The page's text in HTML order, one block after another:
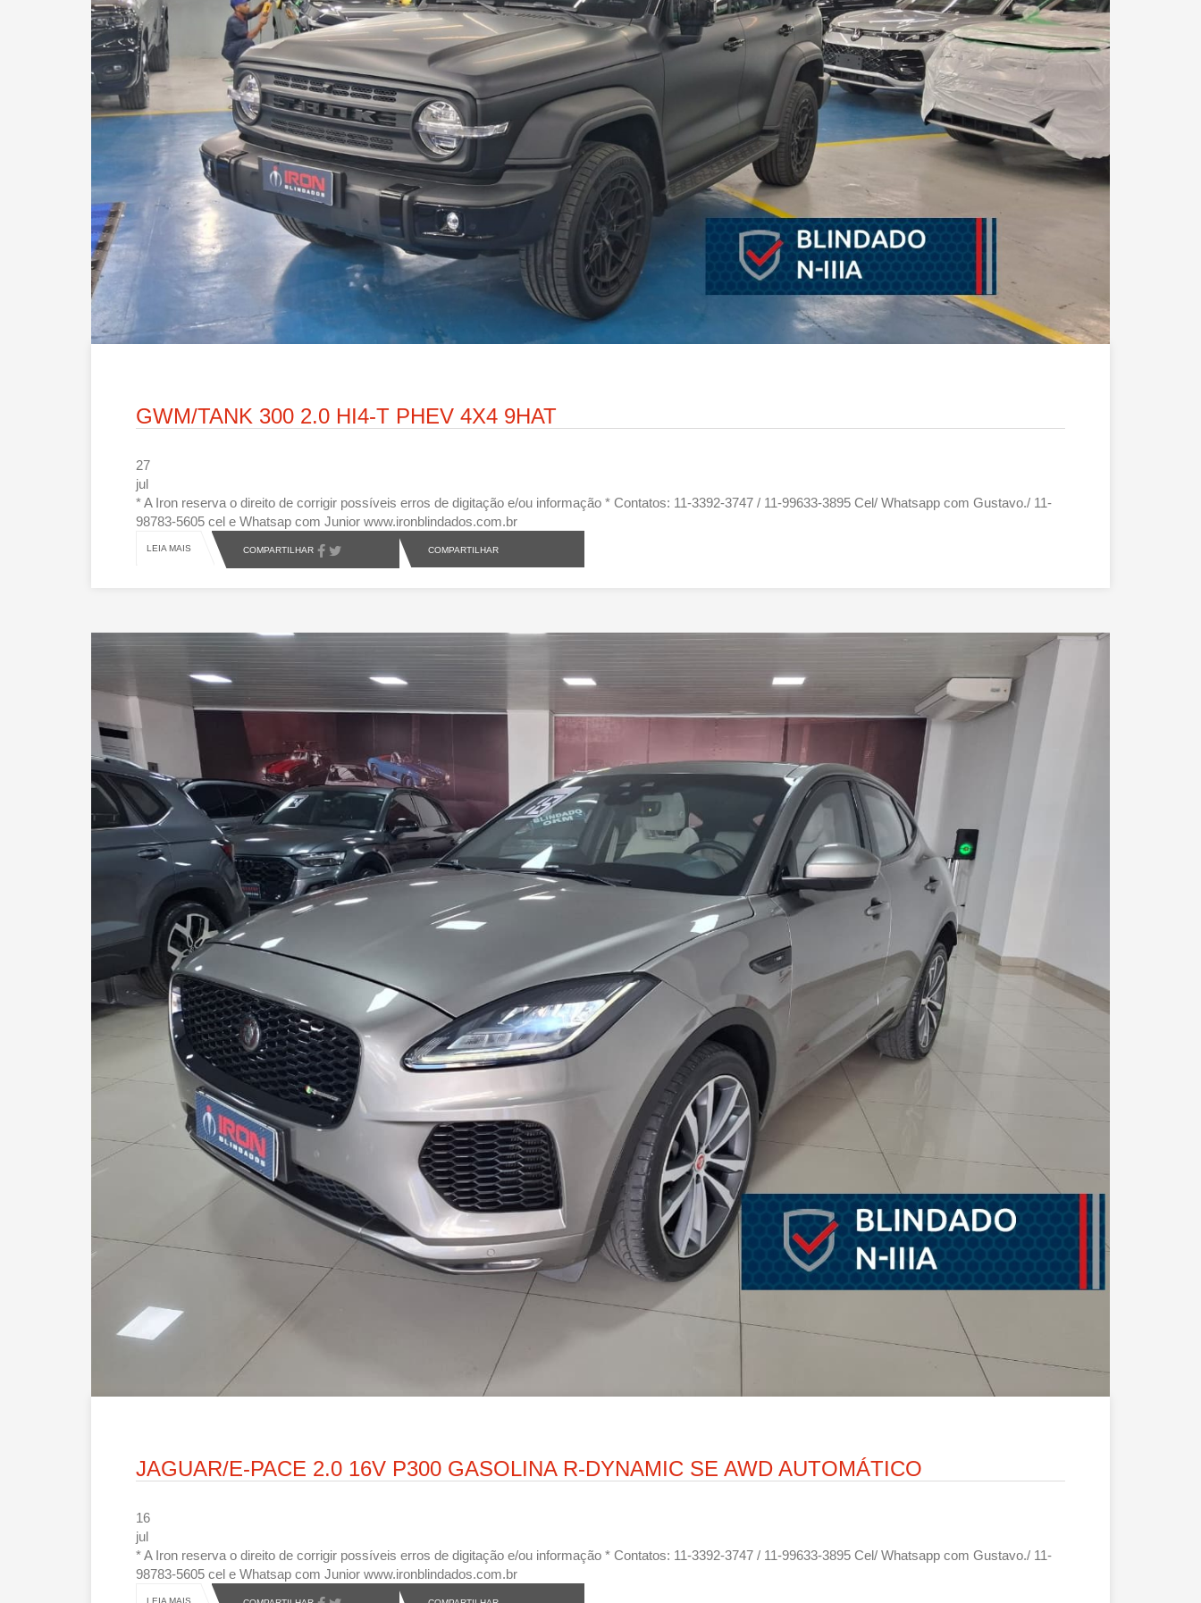
GWM/TANK 300 2.0 HI4-T PHEV 4X4 9HAT
27
jul
* A Iron reserva o direito de corrigir possíveis erros de digitação e/ou informação * Contatos: 11-3392-3747 / 11-99633-3895 Cel/ Whatsapp com Gustavo./ 11-
98783-5605 cel e Whatsap com Junior www.ironblindados.com.br
LEIA MAIS COMPARTILHAR COMPARTILHAR
JAGUAR/E-PACE 2.0 16V P300 GASOLINA R-DYNAMIC SE AWD AUTOMÁTICO
16
jul
* A Iron reserva o direito de corrigir possíveis erros de digitação e/ou informação * Contatos: 11-3392-3747 / 11-99633-3895 Cel/ Whatsapp com Gustavo./ 11-
98783-5605 cel e Whatsap com Junior www.ironblindados.com.br
LEIA MAIS